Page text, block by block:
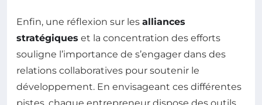
Enfin, une réflexion sur les alliances
stratégiques et la concentration des efforts
souligne l’importance de s’engager dans des
relations collaboratives pour soutenir le
développement. En envisageant ces différentes